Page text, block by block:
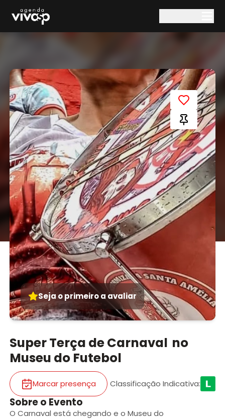
Seja o primeiro a avaliar
Super Terça de Carnaval no
Museu do Futebol
Marcar presença Classificação Indicativa:
Sobre o Evento
O Carnaval está chegando e o Museu do